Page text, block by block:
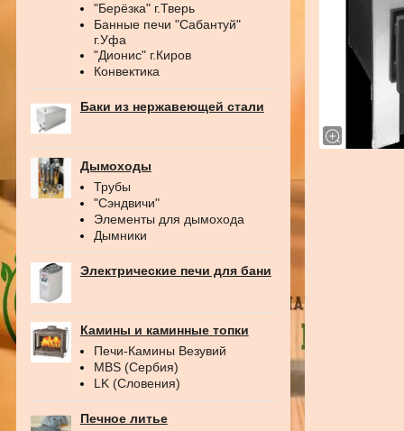
"Берёзка" г.Тверь
Банные печи "Сабантуй"
г.Уфа
"Дионис" г.Киров
Конвектика
Баки из нержавеющей стали
Дымоходы
Трубы
"Сэндвичи"
Элементы для дымохода
Дымники
Электрические печи для бани
Камины и каминные топки
Печи-Камины Везувий
MBS (Сербия)
LK (Словения)
Печное литье